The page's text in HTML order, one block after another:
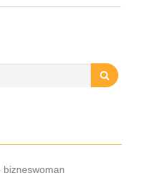
skóra właściwa,
bizneswoman